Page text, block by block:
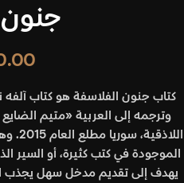
وترجمه إلى العربية «متيم
الموجودة في كتب كثيرة، أو السير
يهدف إلى تقديم مدخل سهل يجذب